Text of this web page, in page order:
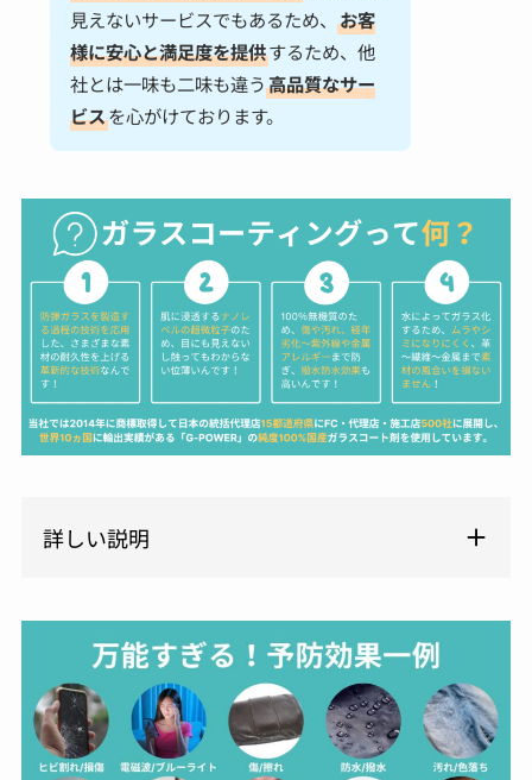
見えないサービスでもあるため、 お客
様に安心と満足度を提供するため、他
社とは一味も二味も違う高品質なサー
ビスを心がけております。
詳しい説明